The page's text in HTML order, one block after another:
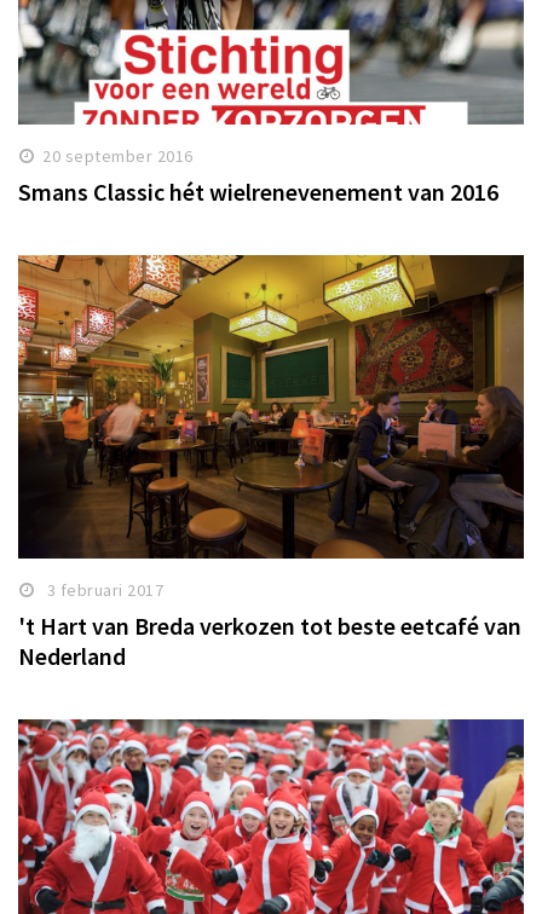
20 september 2016
Smans Classic hét wielrenevenement van 2016
3 februari 2017
't Hart van Breda verkozen tot beste eetcafé van
Nederland